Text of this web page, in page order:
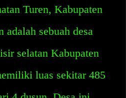
Turen, Kabupaten
adalah sebuah desa
selatan Kabupaten
luas sekitar 485